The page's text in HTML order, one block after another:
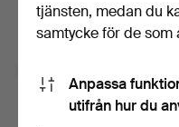
Med bl.a. experttips,
ångrar dig kan du enkelt
användarvillkoren,
har tagit del av
tjänsten, medan du
samtycke för de som
Anpassa
utifrån hur du